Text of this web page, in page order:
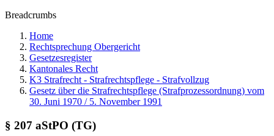
Breadcrumbs
Home
Rechtsprechung Obergericht
Gesetzesregister
Kantonales Recht
K3 Strafrecht - Strafrechtspflege - Strafvollzug
Gesetz über die Strafrechtspflege (Strafprozessordnung) vom
30. Juni 1970 / 5. November 1991
§ 207 aStPO (TG)